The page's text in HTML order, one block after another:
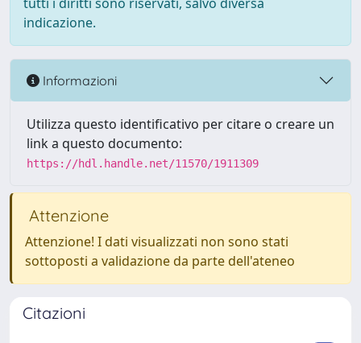
indicazione.
Informazioni
Utilizza questo identificativo per citare o creare un
link a questo documento:
https://hdl.handle.net/11570/1911309
Attenzione
Attenzione! I dati visualizzati non sono stati
sottoposti a validazione da parte dell'ateneo
Citazioni